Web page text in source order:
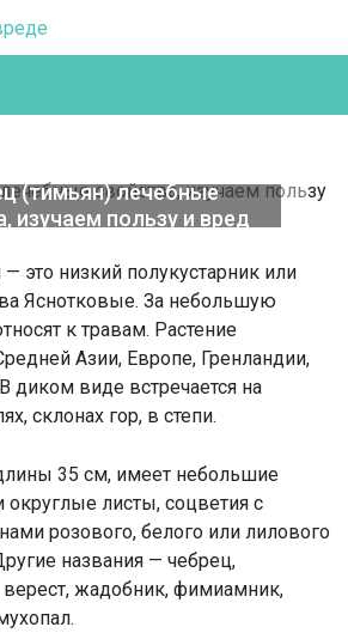
(тимьян) лечебные
изучаем пользу и вред
это низкий полукустарник или
Яснотковые. За небольшую
к травам. Растение
Азии, Европе, Гренландии,
диком виде встречается на
склонах гор, в степи.
35 см, имеет небольшие
округлые листы, соцветия с
розового, белого или лилового
названия — чебрец,
верест, жадобник, фимиамник,